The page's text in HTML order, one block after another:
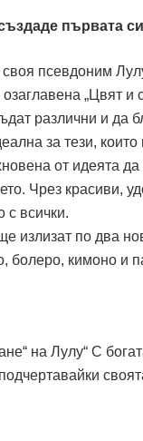
първата
псевдоним
„Цвят и
различни и да
за тези,
от идеята да
Чрез красиви,
с всички.
излизат по два
болеро, кимоно и
на Лулу“ С